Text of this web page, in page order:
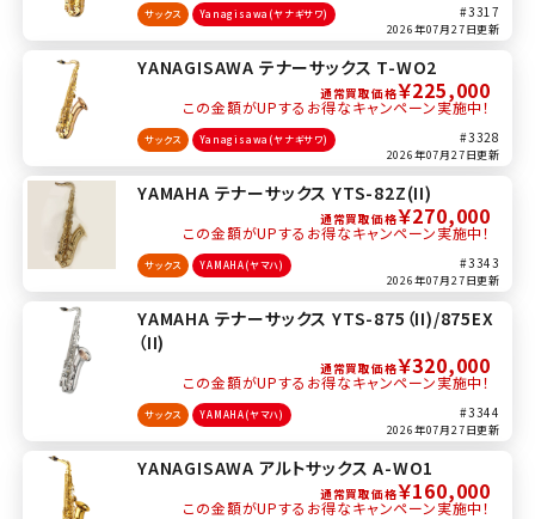
#3317
サックス Yanagisawa(ヤナギサワ)
2026年07月27日更新
YANAGISAWA テナーサックス T-WO2
#3328
通常買取価格￥225,000
この金額がUPするお得なキャンペーン実施中！
サックス Yanagisawa(ヤナギサワ)
2026年07月27日更新
YAMAHA テナーサックス YTS-82Z(II)
#3343
通常買取価格￥270,000
この金額がUPするお得なキャンペーン実施中！
サックス YAMAHA(ヤマハ)
2026年07月27日更新
YAMAHA テナーサックス YTS-875（II)/875EX
（II)
#3344
通常買取価格￥320,000
この金額がUPするお得なキャンペーン実施中！
サックス YAMAHA(ヤマハ)
2026年07月27日更新
YANAGISAWA アルトサックス A-WO1
通常買取価格￥160,000
この金額がUPするお得なキャンペーン実施中！